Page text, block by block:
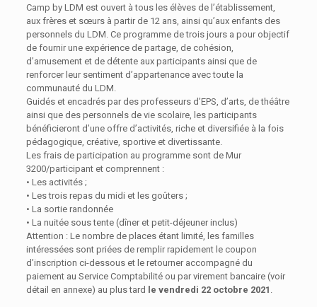
Camp by LDM est ouvert à tous les élèves de l’établissement,
aux frères et sœurs à partir de 12 ans, ainsi qu’aux enfants des
personnels du LDM. Ce programme de trois jours a pour objectif
de fournir une expérience de partage, de cohésion,
d’amusement et de détente aux participants ainsi que de
renforcer leur sentiment d’appartenance avec toute la
communauté du LDM.
Guidés et encadrés par des professeurs d’EPS, d’arts, de théâtre
ainsi que des personnels de vie scolaire, les participants
bénéficieront d’une offre d’activités, riche et diversifiée à la fois
pédagogique, créative, sportive et divertissante.
Les frais de participation au programme sont de Mur
3200/participant et comprennent :
• Les activités ;
• Les trois repas du midi et les goûters ;
• La sortie randonnée
• La nuitée sous tente (dîner et petit-déjeuner inclus)
Attention : Le nombre de places étant limité, les familles
intéressées sont priées de remplir rapidement le coupon
d’inscription ci-dessous et le retourner accompagné du
paiement au Service Comptabilité ou par virement bancaire (voir
détail en annexe) au plus tard le vendredi 22 octobre 2021